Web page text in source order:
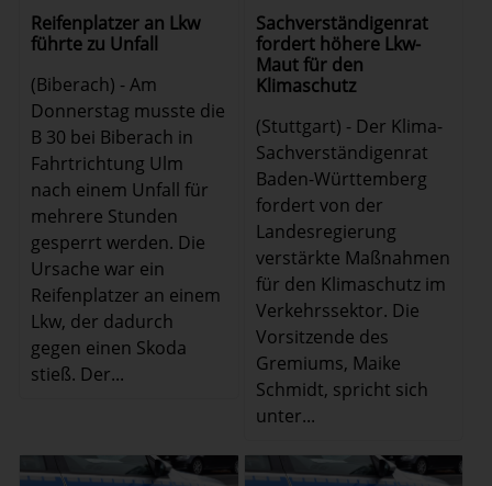
Reifenplatzer an Lkw
führte zu Unfall
(Biberach) - Am
Donnerstag musste die
B 30 bei Biberach in
Fahrtrichtung Ulm
nach einem Unfall für
mehrere Stunden
gesperrt werden. Die
Ursache war ein
Reifenplatzer an einem
Lkw, der dadurch
gegen einen Skoda
stieß. Der...
Sachverständigenrat
fordert höhere Lkw-
Maut für den
Klimaschutz
(Stuttgart) - Der Klima-
Sachverständigenrat
Baden-Württemberg
fordert von der
Landesregierung
verstärkte Maßnahmen
für den Klimaschutz im
Verkehrssektor. Die
Vorsitzende des
Gremiums, Maike
Schmidt, spricht sich
unter...